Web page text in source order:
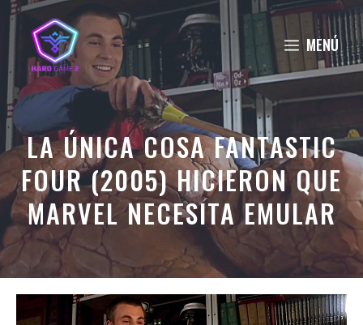
Saltar
contenido
MENÚ
LA ÚNICA COSA FANTASTIC
FOUR (2005) HICIERON QUE
MARVEL NECESITA EMULAR